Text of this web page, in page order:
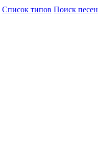
Cписок типов Поиск песен